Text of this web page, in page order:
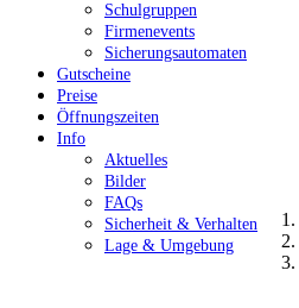
Schulgruppen
Firmenevents
Sicherungsautomaten
Gutscheine
Preise
Öffnungszeiten
Info
Aktuelles
Bilder
FAQs
Sicherheit & Verhalten
Lage & Umgebung